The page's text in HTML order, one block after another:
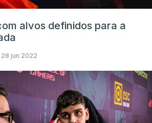
alvos definidos para a
28 jun 2022